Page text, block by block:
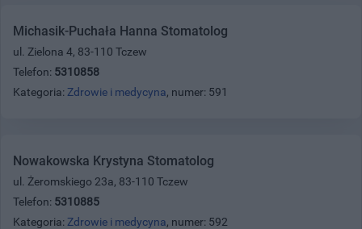
Michasik-Puchała Hanna Stomatolog
ul. Zielona 4, 83-110 Tczew
Telefon: 5310858
Kategoria: Zdrowie i medycyna, numer: 591
Nowakowska Krystyna Stomatolog
ul. Żeromskiego 23a, 83-110 Tczew
Telefon: 5310885
Kategoria: Zdrowie i medycyna, numer: 592